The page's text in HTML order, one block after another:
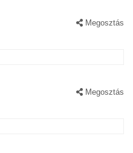
Megosztás
Megosztás